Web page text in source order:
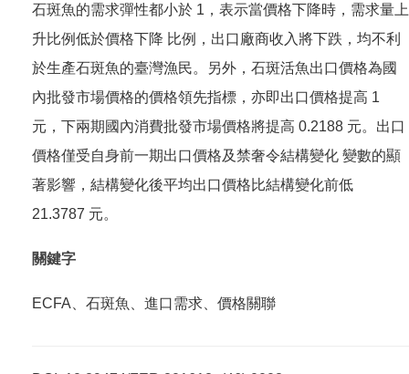
石斑魚的需求彈性都小於 1，表示當價格下降時，需求量上
升比例低於價格下降 比例，出口廠商收入將下跌，均不利
於生產石斑魚的臺灣漁民。另外，石斑活魚出口價格為國
內批發市場價格的價格領先指標，亦即出口價格提高 1
元，下兩期國內消費批發市場價格將提高 0.2188 元。出口
價格僅受自身前一期出口價格及禁奢令結構變化 變數的顯
著影響，結構變化後平均出口價格比結構變化前低
21.3787 元。
關鍵字
ECFA、石斑魚、進口需求、價格關聯